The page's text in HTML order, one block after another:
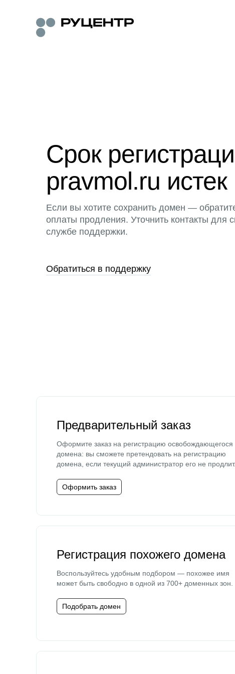
Срок
pravmol.ru истек
Если вы хотите сохранить домен —
оплаты продления. Уточнить контакты для
службе поддержки.
Обратиться в поддержку
Предварительный заказ
Оформите заказ на регистрацию освобождающегося
домена: вы сможете претендовать на регистрацию
домена, если текущий администратор его не продлит.
Оформить заказ
Регистрация похожего домена
Воспользуйтесь удобным подбором — похожее имя
может быть свободно в одной из 700+ доменных зон.
Подобрать домен